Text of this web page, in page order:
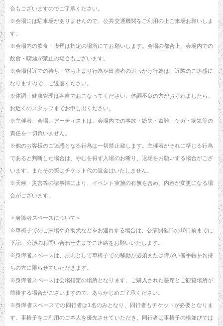
合もございますのでご了承ください。
※会場には駐車場がありませんので、公共交通機関をご利用の上ご来場お願いしま
す。
※会場内の飲食・喫煙は指定の場所にてお願いします。会場の都合上、会場内での
飲食・喫煙が禁止の場合もございます。
※会場付近での待ち・立ち止まり行為や出演者の追っかけ行為は、近隣のご迷惑に
なりますので、ご遠慮ください。
※体調・健康管理は各自でおこなってください。体調不良の方がおられましたら、
お近くのスタッフまでお申し出ください。
※主催者、会場、アーティストは、会場内での事故・紛失・盗難・ケガ・病気等の
責任を一切負いません。
※他のお客様のご迷惑となる行為は一切禁止致します。主催者がそれに準じる行為
であると判断した場合は、やむを得ず入場のお断り、退場をお願いする場合がござ
います。またその際はチケット代の返金はいたしません。
※天候・災害等の諸事情により、イベント実施の有無を含め、内容が変更になる場
合がございます。
＜身障者スペースについて＞
※車椅子でのご来場や介助犬などをお連れする場合は、公演開催日の10日前までに
下記、公演のお問い合わせ先までご連絡をお願いいたします。
※身障者スペースは、原則として車椅子での移動が必須または障がい者手帳をお持
ちの方に限らせていただきます。
※身障者スペースは会場指定の場所となります。ご購入された座席とご観覧場所が
前後する場合がございますので、あらかじめご了承ください。
※身障者スペースでの同行者は1名のみとなり、同行者もチケットが必要となりま
す。車椅子をご利用のご本人を優先させていただき、同行者は車椅子の横並びでは